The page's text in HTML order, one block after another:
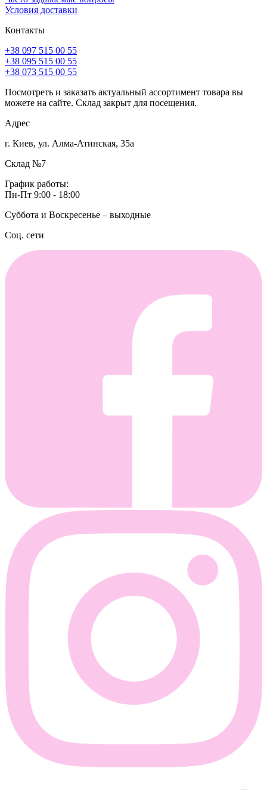
Условия доставки
Контакты
+38 097 515 00 55
+38 095 515 00 55
+38 073 515 00 55
Посмотреть и заказать актуальный ассортимент товара вы
можете на сайте. Склад закрыт для посещения.
Адрес
г. Киев, ул. Алма-Атинская, 35а
Склад №7
График работы:
Пн-Пт 9:00 - 18:00
Суббота и Воскресенье – выходные
Соц. сети